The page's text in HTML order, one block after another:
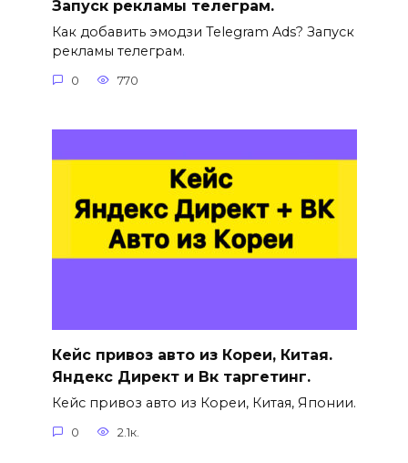
Запуск рекламы телеграм.
Как добавить эмодзи Telegram Ads? Запуск
рекламы телеграм.
0 770
Кейс привоз авто из Кореи, Китая.
Яндекс Директ и Вк таргетинг.
Кейс привоз авто из Кореи, Китая, Японии.
0 2.1к.